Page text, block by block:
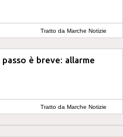
Tratto da Marche Notizie
è breve: allarme
Tratto da Marche Notizie